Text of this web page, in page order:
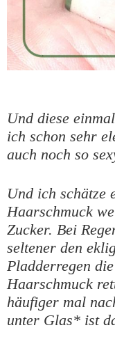
Und diese
ich schon sehr
auch noch so
Und ich schätze
Haarschmuck
Zucker. Bei
seltener den
Pladderregen
Haarschmuck
häufiger mal
unter Glas* ist